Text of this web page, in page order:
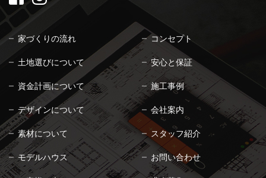
家づくりの流れ
土地選びについて
資金計画について
デザインについて
素材について
コンセプト
安心と保証
施工事例
会社案内
スタッフ紹介
モデルハウス お問い合わせ